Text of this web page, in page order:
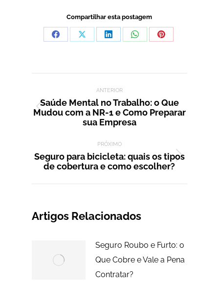
Compartilhar esta postagem
CompartilharCompartilharCompartilharCompartilharCompartilhar
ANTERIOR
Post
anterior:
Saúde Mental no Trabalho: o Que
Mudou com a NR-1 e Como Preparar
sua Empresa
PRÓXIMO
Próximo
Seguro para bicicleta: quais os tipos
de cobertura e como escolher?
Artigos Relacionados
Seguro Roubo e Furto: o
Que Cobre e Vale a Pena
Contratar?